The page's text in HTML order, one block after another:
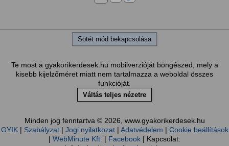
Sötét mód bekapcsolása
Te most a gyakorikerdesek.hu mobilverzióját böngészed, mely a
kisebb kijelzőméret miatt nem tartalmazza a weboldal összes
funkcióját.
Váltás teljes nézetre
Minden jog fenntartva © 2026, www.gyakorikerdesek.hu
GYIK| Szabályzat| Jogi nyilatkozat| Adatvédelem | Cookie beállítások
| WebMinute Kft. | Facebook | Kapcsolat: